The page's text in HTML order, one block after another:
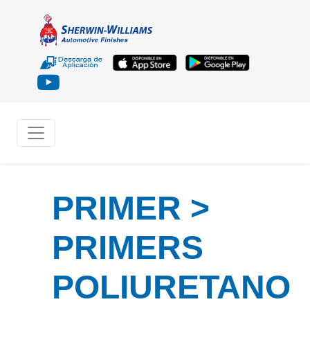
PRIMER >
PRIMERS
POLIURETANO